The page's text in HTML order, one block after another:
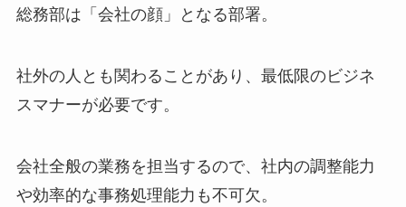
総務部は「会社の顔」となる部署。
社外の人とも関わることがあり、最低限のビジネ
スマナーが必要です。
会社全般の業務を担当するので、社内の調整能力
や効率的な事務処理能力も不可欠。